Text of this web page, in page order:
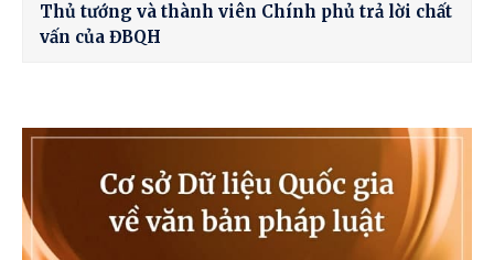
Thủ tướng và thành viên Chính phủ trả lời chất
vấn của ĐBQH